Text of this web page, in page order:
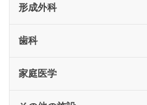
形成外科
歯科
家庭医学